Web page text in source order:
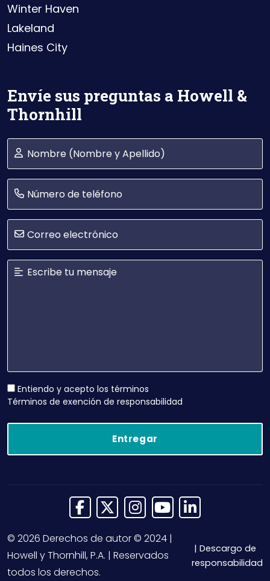
Winter Haven
Lakeland
Haines City
Envíe sus preguntas a Howell &
Thornhill
Entiendo y acepto los términos
Términos de exención de responsabilidad
Link to Facebook
Link to X (Twitter)
Link to Instagram
Link toLink to
© 2026 Derechos de autor © 2024 |
Howell y Thornhill, P.A. | Reservados
todos los derechos.
Descargo de
responsabilidad